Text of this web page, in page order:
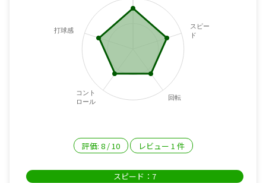
スピー
ド
回転
コント
ロール
打球感
評価: 8/10 レビュー 1 件
スピード：7